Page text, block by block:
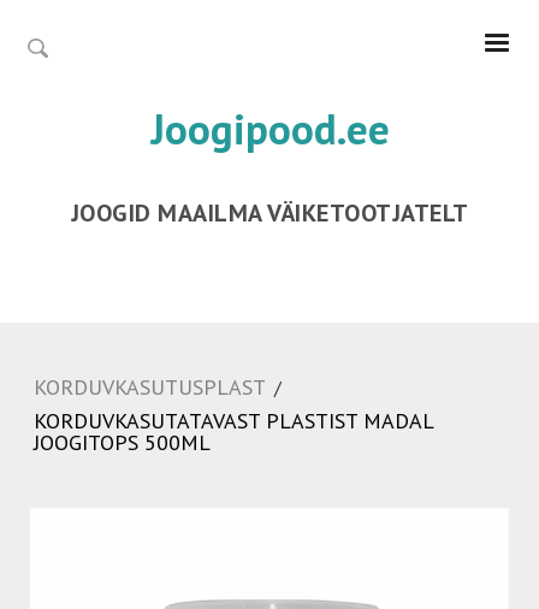
Joogipood.ee
JOOGID MAAILMA VÄIKETOOTJATELT
KORDUVKASUTUSPLAST /
KORDUVKASUTATAVAST PLASTIST MADAL
JOOGITOPS 500ML